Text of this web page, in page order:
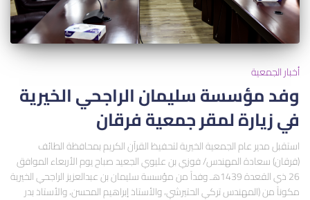
أخبار الجمعية
وفد مؤسسة سليمان الراجحي الخيرية
في زيارة لمقر جمعية فرقان
استقبل مدير عام الجمعية الخيرية لتحفيظ القرآن الكريم بمحافظة الطائف
(فرقان) سعادة المهندس/ فوزي بن عليوي الجعيد صباح يوم الأربعاء الموافق
26 ذي القعدة 1439هـ وفداً من مؤسسة سليمان بن عبدالعزيز الراجحي الخيرية
مكوناً من (المهندس تركي الحتيرشي، والأستاذ إبراهيم المحسن، والأستاذ بدر